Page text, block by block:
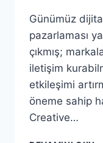
Günümüz
pazarlaması
çıkmış;
iletişim
etkileşimi
öneme sahip
Creative…